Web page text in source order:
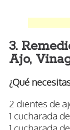
3.
Ajo,
¿Qué
2 dientes de
1 cucharada
1 cucharada